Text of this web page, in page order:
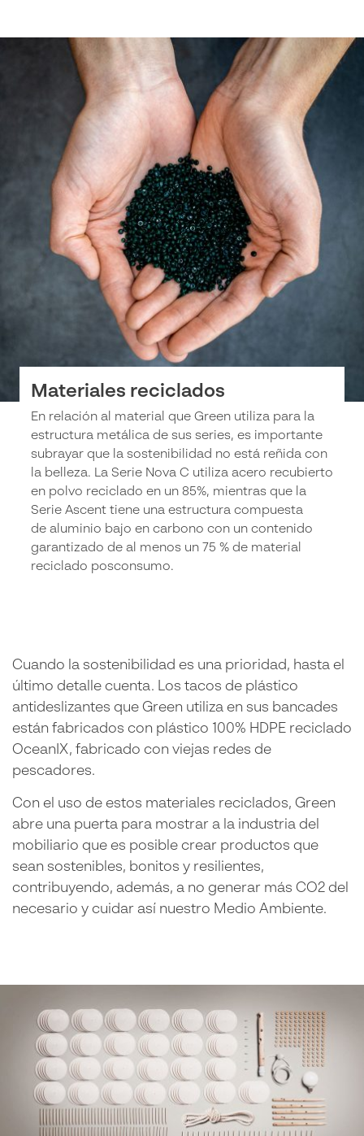
Materiales reciclados
En relación al material que Green utiliza para la
estructura metálica de sus series, es importante
subrayar que la sostenibilidad no está reñida con
la belleza. La Serie Nova C utiliza acero recubierto
en polvo reciclado en un 85%, mientras que la
Serie Ascent tiene una estructura compuesta
de aluminio bajo en carbono con un contenido
garantizado de al menos un 75 % de material
reciclado posconsumo.
Cuando la sostenibilidad es una prioridad, hasta el
último detalle cuenta. Los tacos de plástico
antideslizantes que Green utiliza en sus bancades
están fabricados con plástico 100% HDPE reciclado
OceanIX, fabricado con viejas redes de
pescadores.
Con el uso de estos materiales reciclados, Green
abre una puerta para mostrar a la industria del
mobiliario que es posible crear productos que
sean sostenibles, bonitos y resilientes,
contribuyendo, además, a no generar más CO2 del
necesario y cuidar así nuestro Medio Ambiente.